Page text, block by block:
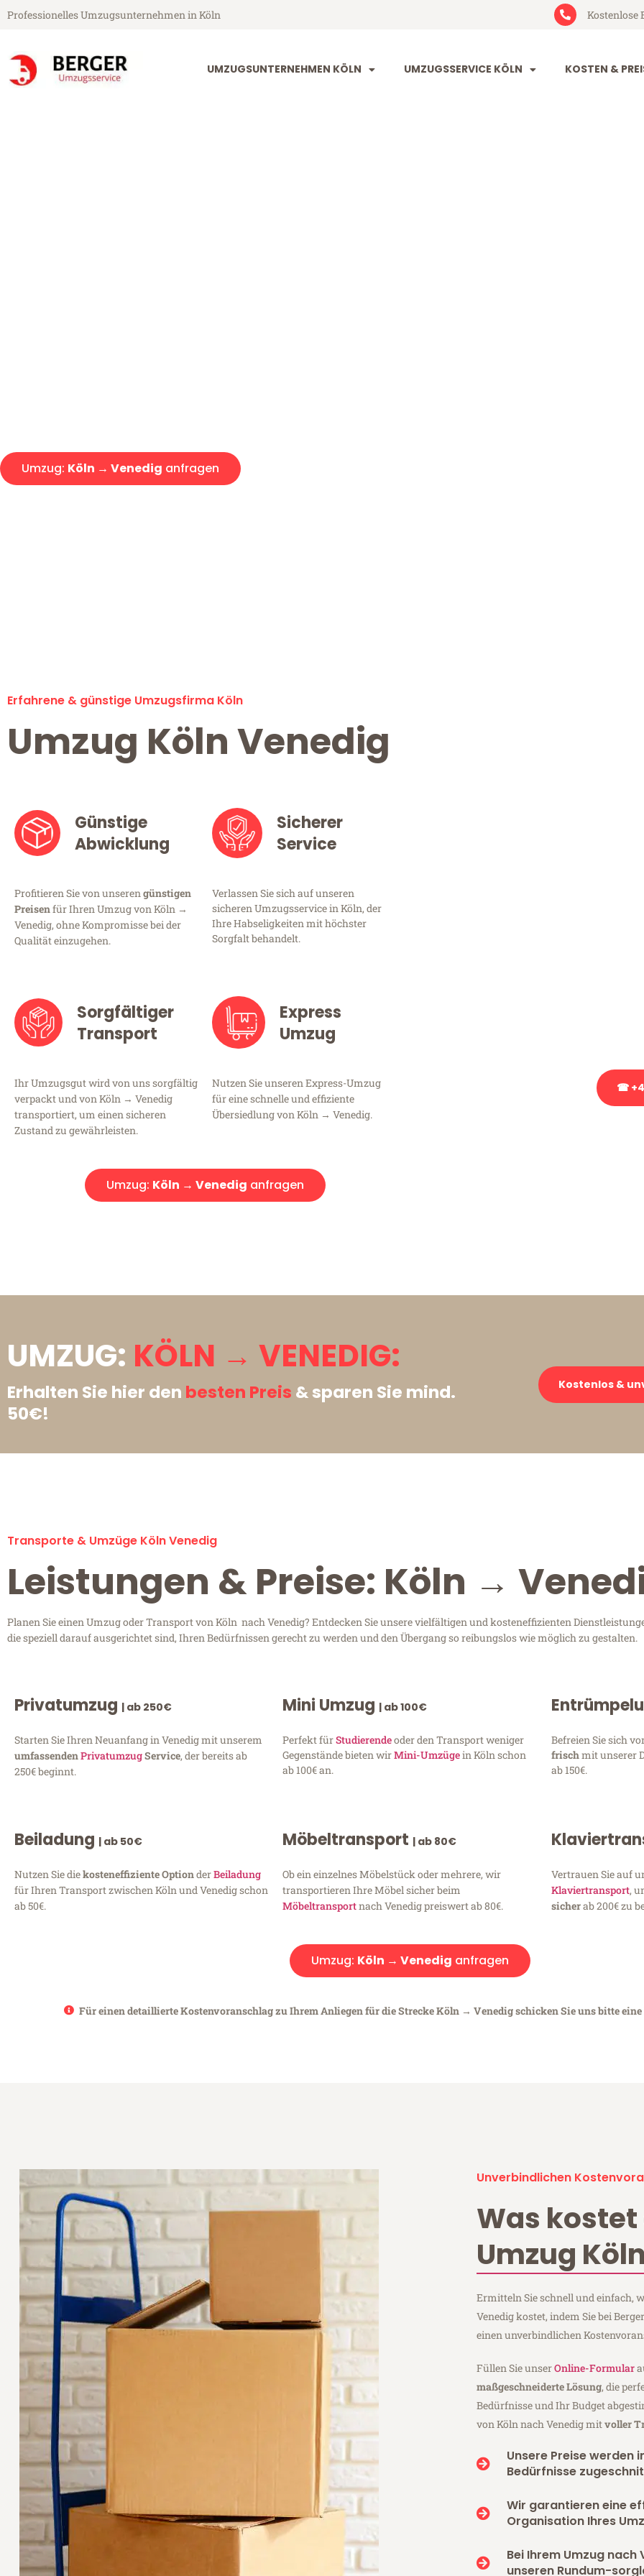
Professionelles Umzugsunternehmen in Köln Kostenlose
UMZUGSUNTERNEHMEN KÖLN UMZUGSSERVICE KÖLN KOSTEN &
Umzug: Köln → Venedig anfragen
Erfahrene & günstige Umzugsfirma Köln
Umzug Köln Venedig
Günstige
Abwicklung
Profitieren Sie von unserengünstigen
Preisenfür Ihren Umzug von Köln →
Venedig, ohne Kompromisse bei der
Qualität einzugehen.
Sicherer
Service
Verlassen Sie sich auf unseren
sicheren Umzugsservice in Köln, der
Ihre Habseligkeiten mit höchster
Sorgfalt behandelt.
Sorgfältiger
Transport
Ihr Umzugsgut wird von uns sorgfältig
verpackt und von Köln → Venedig
transportiert, um einen sicheren
Zustand zu gewährleisten.
Express
Umzug
Nutzen Sie unseren Express-Umzug
für eine schnelle und effiziente
Übersiedlung von Köln → Venedig.
Umzug: Köln → Venedig anfragen
☎
UMZUG: KÖLN → VENEDIG:
Erhalten Sie hier den besten Preis & sparen Sie mind.
50€!
Kostenlos &
Transporte & Umzüge Köln Venedig
Leistungen & Preise: Köln →
Planen Sie einen Umzug oder Transport von Köln nach Venedig? Entdecken Sie unsere vielfältigen und kosteneffizienten
die speziell darauf ausgerichtet sind, Ihren Bedürfnissen gerecht zu werden und den Übergang so reibungslos wie möglich zu gestalten.
Privatumzug | ab 250€
Starten Sie Ihren Neuanfang in Venedig mit unserem
umfassendenPrivatumzugService, der bereits ab
250€ beginnt.
Mini Umzug | ab 100€
Perfekt fürStudierendeoder den Transport weniger
Gegenstände bieten wirMini-Umzügein Köln schon
ab 100€ an.
Befreien Sie sich
frischmit unserer
ab 150€.
Beiladung | ab 50€
Nutzen Sie diekosteneffiziente OptionderBeiladung
für Ihren Transport zwischen Köln und Venedig schon
ab 50€.
Möbeltransport | ab 80€
Ob ein einzelnes Möbelstück oder mehrere, wir
transportieren Ihre Möbel sicher beim
Möbeltransportnach Venedig preiswert ab 80€.
Vertrauen Sie auf
Klaviertransport,
sicherab 200€ zu
Umzug: Köln → Venedig anfragen
Für einen detaillierte Kostenvoranschlag zu Ihrem Anliegen für die Strecke Köln → Venedig schicken Sie uns bitte eine
Unverbindlichen
Was kostet
Umzug
Ermitteln Sie schnell und einfach,
Venedig kostet, indem Sie bei
einen unverbindlichen
Füllen Sie unserOnline-Formular
maßgeschneiderte Lösung, die
Bedürfnisse und Ihr Budget
von Köln nach Venedig mitvoller
Unsere Preise werden
Bedürfnisse
Wir garantieren eine
Organisation Ihres
Bei Ihrem Umzug nach
unseren Rundum-